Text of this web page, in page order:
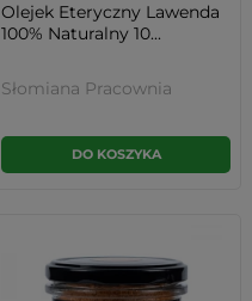
Olejek Eteryczny Lawenda
100% Naturalny 10...
Słomiana Pracownia
DO KOSZYKA